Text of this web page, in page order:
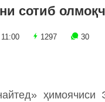
сотиб
1297 30
ҳимоячиси